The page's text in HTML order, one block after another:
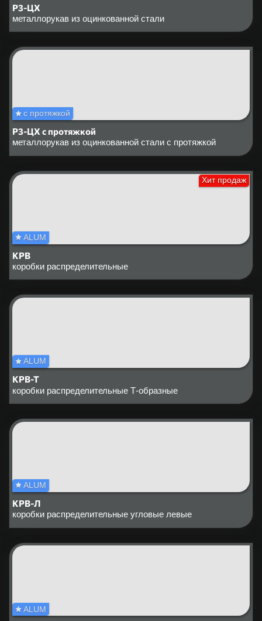
Р3-ЦХ
металлорукав из оцинкованной стали
с протяжкой
Р3-ЦХ с протяжкой
металлорукав из оцинкованной стали с протяжкой
Хит продаж
ALUM
КРВ
коробки распределительные
ALUM
КРВ-Т
коробки распределительные Т-образные
ALUM
КРВ-Л
коробки распределительные угловые левые
ALUM